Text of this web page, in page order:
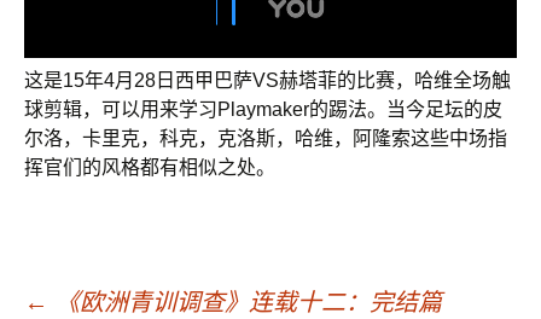
这是15年4月28日西甲巴萨VS赫塔菲的比赛，哈维全场触
球剪辑，可以用来学习Playmaker的踢法。当今足坛的皮
尔洛，卡里克，科克，克洛斯，哈维，阿隆索这些中场指
挥官们的风格都有相似之处。
←
《欧洲青训调查》连载十二：完结篇